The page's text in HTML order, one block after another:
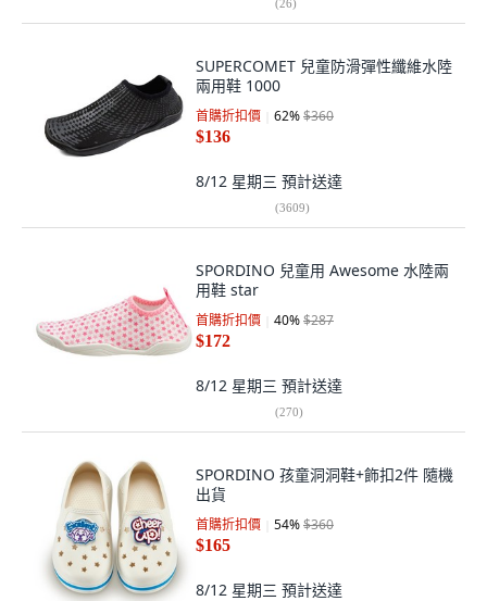
(26)
SUPERCOMET 兒童防滑彈性纖維水陸
兩用鞋 1000
首購折扣價 62%$360
$136
8/12 星期三 預計送達
(3609)
SPORDINO 兒童用 Awesome 水陸兩
用鞋 star
首購折扣價 40%$287
$172
8/12 星期三 預計送達
(270)
SPORDINO 孩童洞洞鞋+飾扣2件 隨機
出貨
首購折扣價 54%$360
$165
8/12 星期三 預計送達